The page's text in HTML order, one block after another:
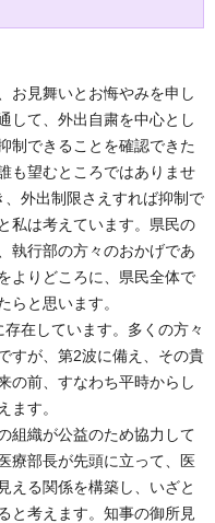
お見舞いとお悔やみを申し
して、外出自粛を中心とし
制できることを確認できた
も望むところではありませ
外出制限さえすれば抑制で
私は考えています。県民の
執行部の方々のおかげであ
よりどころに、県民全体で
らと思います。
在しています。多くの方々
すが、第2波に備え、その貴
の前、すなわち平時からし
ます。
組織が公益のため協力して
療部長が先頭に立って、医
える関係を構築し、いざと
と考えます。知事の御所見